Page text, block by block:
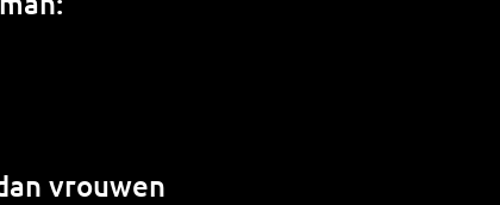
vrouwen